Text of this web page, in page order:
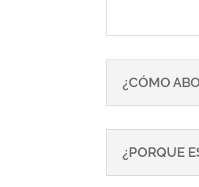
¿CÓMO
¿PORQUE